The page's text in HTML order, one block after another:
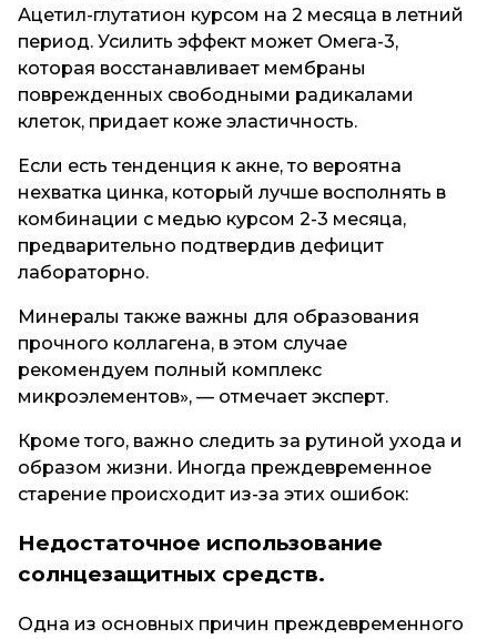
Ацетил-глутатион курсом на 2 месяца в летний
период. Усилить эффект может Омега-3,
которая восстанавливает мембраны
поврежденных свободными радикалами
клеток, придает коже эластичность.
Если есть тенденция к акне, то вероятна
нехватка цинка, который лучше восполнять в
комбинации с медью курсом 2-3 месяца,
предварительно подтвердив дефицит
лабораторно.
Минералы также важны для образования
прочного коллагена, в этом случае
рекомендуем полный комплекс
микроэлементов», — отмечает эксперт.
Кроме того, важно следить за рутиной ухода и
образом жизни. Иногда преждевременное
старение происходит из-за этих ошибок:
Недостаточное использование
солнцезащитных средств.
Одна из основных причин преждевременного